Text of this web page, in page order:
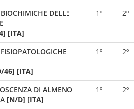
DELLE
[ITA]
1º 2º
46] [ITA]
1º 2º
DI ALMENO
[N/D] [ITA]
1º 2º